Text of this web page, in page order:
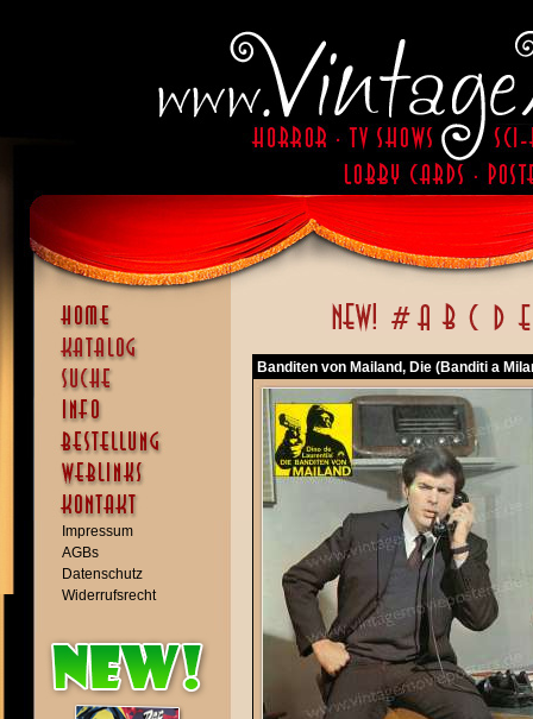
Impressum
AGBs
Datenschutz
Widerrufsrecht
Banditen von Mailand, Die (Banditi a